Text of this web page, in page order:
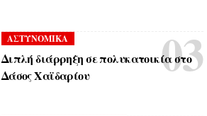
ΑΣΤΥΝΟΜΙΚΑ
Διπλή διάρρηξη σε πολυκατοικία στο
Δάσος Χαϊδαρίου